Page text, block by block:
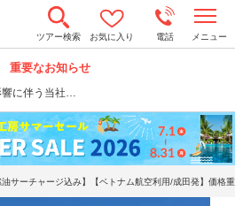
ツアー検索 お気に入り 電話 メニュー
重要なお知らせ
響に伴う当社…
o
n
a
v
i
g
a
油サーチャージ込み】【ベトナム航空利用/成田発】価